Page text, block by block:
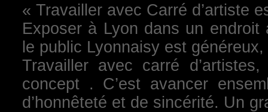
« Travailler avec Carré d’artiste
Exposer à Lyon dans un
le public Lyonnaisy est
Travailler avec carré
concept . C’est avancer
d’honnêteté et de sincérité. Un